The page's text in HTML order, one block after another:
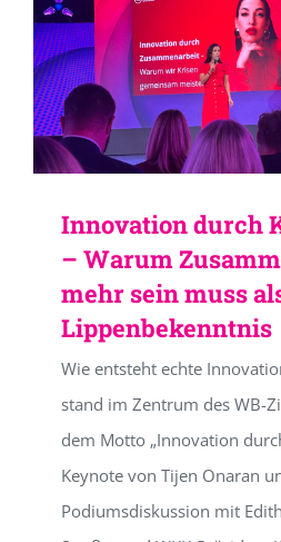
Innovation durch
– Warum
mehr sein muss
Lippenbekenntnis
Wie entsteht echte
stand im Zentrum des WB-
dem Motto „Innovation
Keynote von Tijen Onaran
Podiumsdiskussion mit